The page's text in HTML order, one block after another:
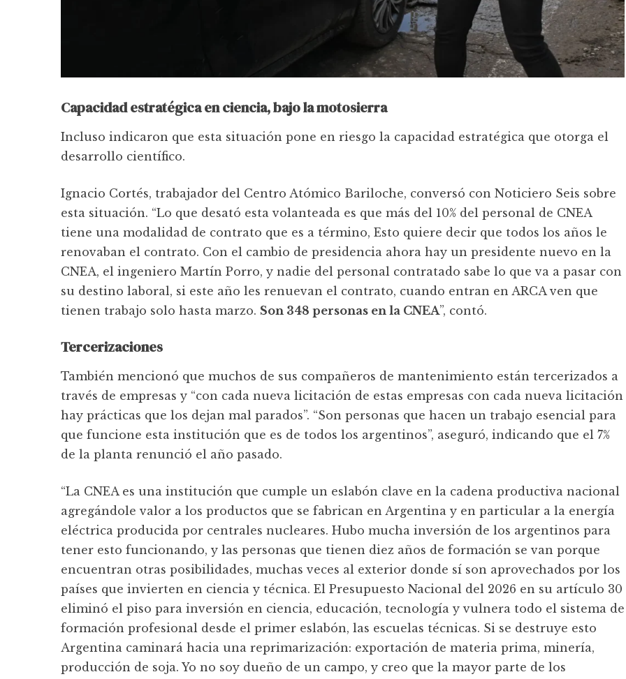
Capacidad estratégica en ciencia, bajo la motosierra
Incluso indicaron que esta situación pone en riesgo la capacidad estratégica que otorga el
desarrollo científico.
Ignacio Cortés, trabajador del Centro Atómico Bariloche, conversó con Noticiero Seis sobre
esta situación. “Lo que desató esta volanteada es que más del 10% del personal de CNEA
tiene una modalidad de contrato que es a término, Esto quiere decir que todos los años le
renovaban el contrato. Con el cambio de presidencia ahora hay un presidente nuevo en la
CNEA, el ingeniero Martín Porro, y nadie del personal contratado sabe lo que va a pasar con
su destino laboral, si este año les renuevan el contrato, cuando entran en ARCA ven que
tienen trabajo solo hasta marzo. Son 348 personas en la CNEA”, contó.
Tercerizaciones
También mencionó que muchos de sus compañeros de mantenimiento están tercerizados a
través de empresas y “con cada nueva licitación de estas empresas con cada nueva licitación
hay prácticas que los dejan mal parados”. “Son personas que hacen un trabajo esencial para
que funcione esta institución que es de todos los argentinos”, aseguró, indicando que el 7%
de la planta renunció el año pasado.
“La CNEA es una institución que cumple un eslabón clave en la cadena productiva nacional
agregándole valor a los productos que se fabrican en Argentina y en particular a la energía
eléctrica producida por centrales nucleares. Hubo mucha inversión de los argentinos para
tener esto funcionando, y las personas que tienen diez años de formación se van porque
encuentran otras posibilidades, muchas veces al exterior donde sí son aprovechados por los
países que invierten en ciencia y técnica. El Presupuesto Nacional del 2026 en su artículo 30
eliminó el piso para inversión en ciencia, educación, tecnología y vulnera todo el sistema de
formación profesional desde el primer eslabón, las escuelas técnicas. Si se destruye esto
Argentina caminará hacia una reprimarización: exportación de materia prima, minería,
producción de soja. Yo no soy dueño de un campo, y creo que la mayor parte de los